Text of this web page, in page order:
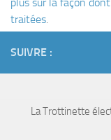
traitées.
SUIVRE :
La Trottinette